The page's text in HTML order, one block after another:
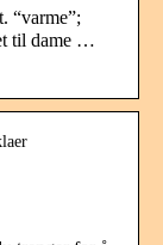
“varme”;
til dame …